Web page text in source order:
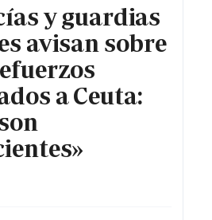
y guardias
avisan sobre
a Ceuta: